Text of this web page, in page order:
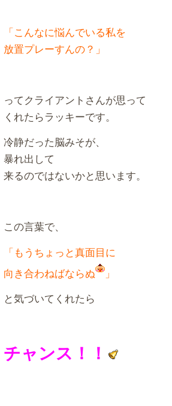
「こんなに悩んでいる私を
放置プレーすんの？」
ってクライアントさんが思って
くれたらラッキーです。
冷静だった脳みそが、
暴れ出して
来るのではないかと思います。
この言葉で、
「もうちょっと真面目に
向き合わねばならぬ
」
と気づいてくれたら
チャンス！！